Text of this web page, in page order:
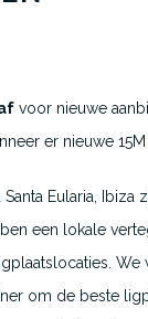
voor nieuwe
er nieuwe 15M
Santa Eularia, Ibiza
een lokale
We
om de beste